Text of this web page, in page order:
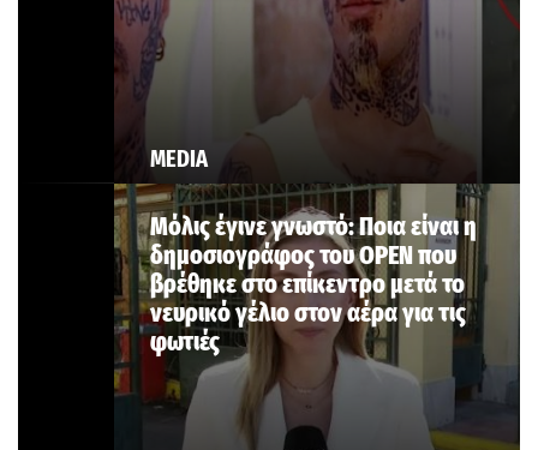
MEDIA
Μόλις έγινε γνωστό: Ποια είναι η
δημοσιογράφος του OPEN που
βρέθηκε στο επίκεντρο μετά το
νευρικό γέλιο στον αέρα για τις
φωτιές